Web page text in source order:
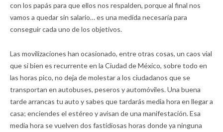
con los papás para que ellos nos respalden, porque al final nos
vamos a quedar sin salario… es una medida necesaria para
conseguir cada uno de los objetivos.
Las movilizaciones han ocasionado, entre otras cosas, un caos vial
que si bien es recurrente en la Ciudad de México, sobre todo en
las horas pico, no deja de molestar a los ciudadanos que se
transportan en autobuses, peseros y automóviles. Una buena
tarde arrancas tu auto y sabes que tardarás media hora en llegar a
casa; enciendes el estéreo y avisan de una manifestación. Esa
media hora se vuelven dos fastidiosas horas donde ya ninguna